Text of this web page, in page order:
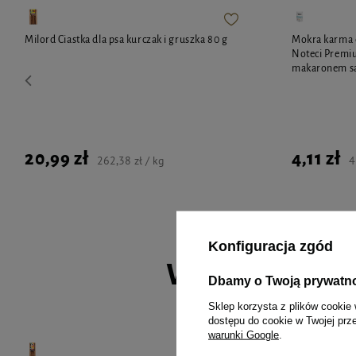
Milord Ciastka dla psa kurczak i gruszka 80 g
20,99 zł 262,38 zł / kg
Mokra karma
Noteci
makaronem
4,11 zł
Wybrane
Konfiguracja zgód
Dbamy o Twoją
Sklep korzysta z plików cookie
dostępu do cookie w Twojej
warunki Google